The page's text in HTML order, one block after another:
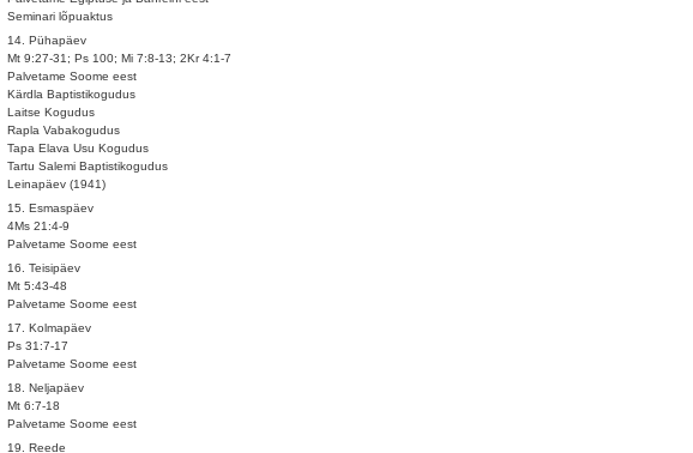
Seminari lõpuaktus
14. Pühapäev
Mt 9:27-31; Ps 100; Mi 7:8-13; 2Kr 4:1-7
Palvetame Soome eest
Kärdla Baptistikogudus
Laitse Kogudus
Rapla Vabakogudus
Tapa Elava Usu Kogudus
Tartu Salemi Baptistikogudus
Leinapäev (1941)
15. Esmaspäev
4Ms 21:4-9
Palvetame Soome eest
16. Teisipäev
Mt 5:43-48
Palvetame Soome eest
17. Kolmapäev
Ps 31:7-17
Palvetame Soome eest
18. Neljapäev
Mt 6:7-18
Palvetame Soome eest
19. Reede